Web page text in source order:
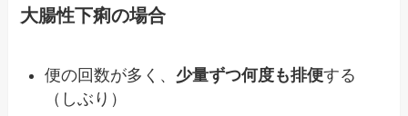
大腸性下痢の場合
便の回数が多く、 少量ずつ何度も排便する
（しぶり）